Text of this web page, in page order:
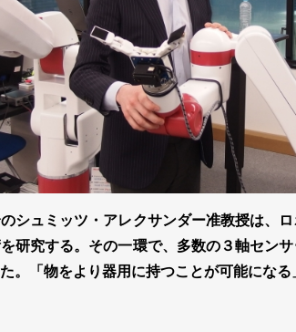
シュミッツ・アレクサンダー准教授は、
研究する。その一環で、多数の３軸セン
。「物をより器用に持つことが可能になる